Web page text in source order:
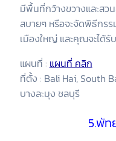
มีพื้นที่กว้างขวางและส
สบายๆ หรือจะจัดพิธีกร
เมืองใหญ่ และคุณจะได้รั
แผนที่ : แผนที่ คลิก
ที่ตั้ง : Bali Hai, South
บางละมุง ชลบุรี
5.พัท